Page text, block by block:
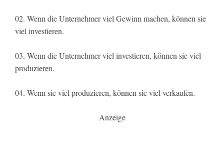
02. Wenn die Unternehmer viel Gewinn machen, können sie
viel investieren.
03. Wenn die Unternehmer viel investieren, können sie viel
produzieren.
04. Wenn sie viel produzieren, können sie viel verkaufen.
Anzeige